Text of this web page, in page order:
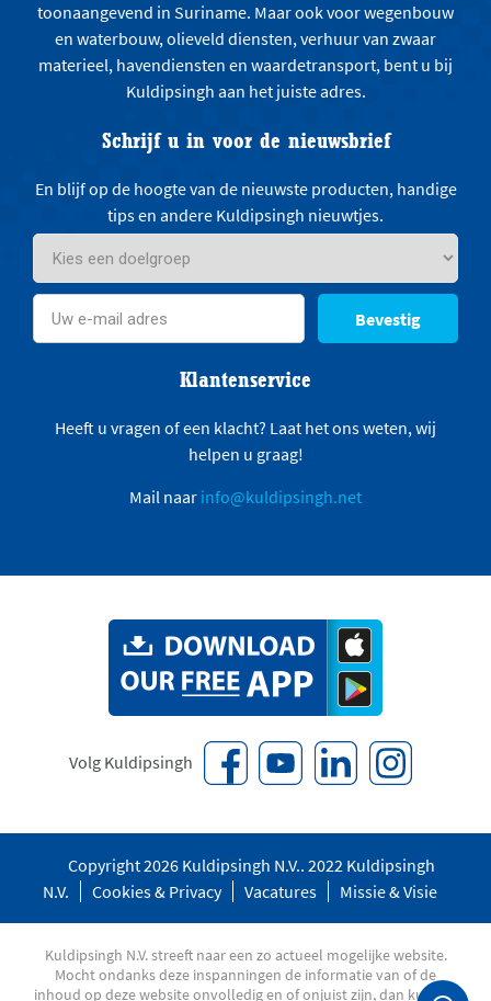
toonaangevend in Suriname. Maar ook voor wegenbouw
en waterbouw, olieveld diensten, verhuur van zwaar
materieel, havendiensten en waardetransport, bent u bij
Kuldipsingh aan het juiste adres.
Schrijf u in voor de nieuwsbrief
En blijf op de hoogte van de nieuwste producten, handige
tips en andere Kuldipsingh nieuwtjes.
Bevestig
Klantenservice
Heeft u vragen of een klacht? Laat het ons weten, wij
helpen u graag!
Mail naar info@kuldipsingh.net
Volg Kuldipsingh
Copyright 2026 Kuldipsingh N.V.. 2022 Kuldipsingh
N.V.
Cookies & Privacy Vacatures Missie & Visie
Kuldipsingh N.V. streeft naar een zo actueel mogelijke website.
Mocht ondanks deze inspanningen de informatie van of de
inhoud op deze website onvolledig en of onjuist zijn, dan kunnen